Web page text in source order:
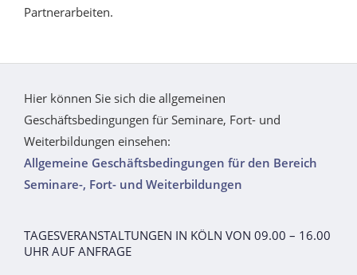
Partnerarbeiten.
Hier können Sie sich die allgemeinen
Geschäftsbedingungen für Seminare, Fort- und
Weiterbildungen einsehen:
Allgemeine Geschäftsbedingungen für den Bereich
Seminare-, Fort- und Weiterbildungen
TAGESVERANSTALTUNGEN IN KÖLN VON 09.00 – 16.00
UHR AUF ANFRAGE